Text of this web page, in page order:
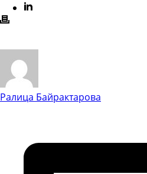
Ралица Байрактарова